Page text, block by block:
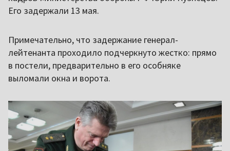
Его задержали 13 мая.
Примечательно, что задержание генерал-
лейтенанта проходило подчеркнуто жестко: прямо
в постели, предварительно в его особняке
выломали окна и ворота.